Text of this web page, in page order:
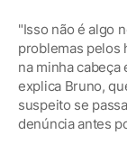
"Isso não é algo
problemas pelos
na minha cabeça
explica Bruno,
suspeito se
denúncia antes